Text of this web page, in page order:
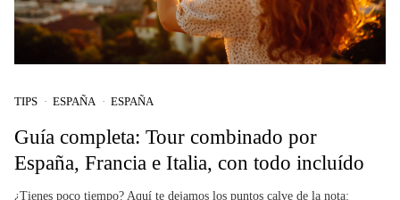
TIPS ESPAÑA ESPAÑA
Guía completa: Tour combinado por
España, Francia e Italia, con todo incluído
¿Tienes poco tiempo? Aquí te dejamos los puntos calve de la nota: